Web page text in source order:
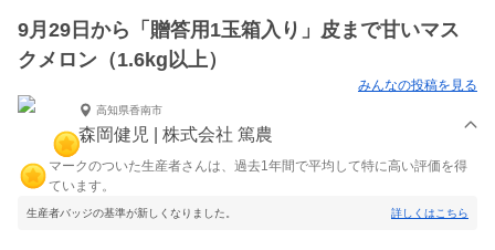
9月29日から「贈答用1玉箱入り」皮まで甘いマス
クメロン（1.6kg以上）
みんなの投稿を見る
高知県香南市
森岡健児 | 株式会社 篤農
マークのついた生産者さんは、過去1年間で平均して特に高い評価を得
ています。
生産者バッジの基準が新しくなりました。 詳しくはこちら